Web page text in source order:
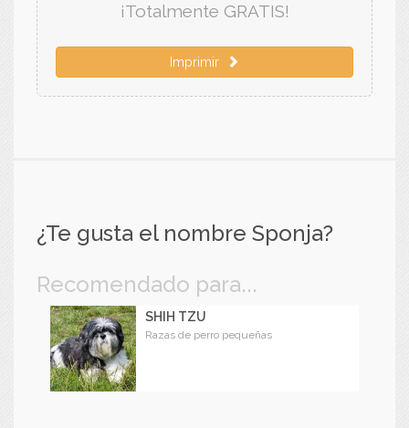
¡Totalmente GRATIS!
Imprimir
¿Te gusta el nombre Sponja?
Recomendado para...
SHIH TZU
Razas de perro pequeñas